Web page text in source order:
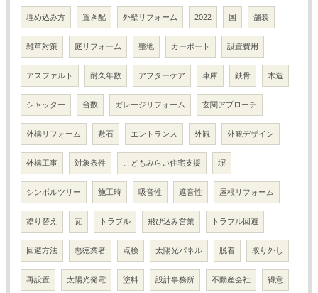
埋め込み方 置き配 外壁リフォーム 2022 国 舗装
雑草対策 庭リフォーム 整地 カーポート 設置費用
アスファルト 耐久年数 アフターケア 車庫 鉄骨 木造
シャッター 台数 ガレージリフォーム 玄関アプローチ
外構リフォーム 敷石 エントランス 外観 外観デザイン
外構工事 対象条件 こどもみらい住宅支援 塀
シンボルツリー 施工時 吸音性 遮音性 屋根リフォーム
塗り替え 瓦 トラブル 飛び込み営業 トラブル回避
回避方法 悪徳業者 点検 太陽光パネル 脱着 取り外し
再設置 太陽光発電 塗料 設計事務所 不動産会社 得意